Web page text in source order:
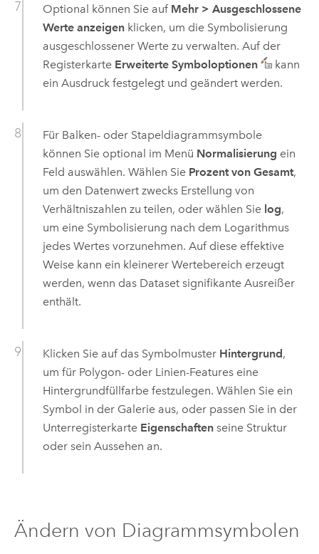
Optional können Sie auf Mehr > Ausgeschlossene
Werte anzeigenklicken, um die Symbolisierung
ausgeschlossener Werte zu verwalten. Auf der
Registerkarte Erweiterte Symboloptionen
kann
ein Ausdruck festgelegt und geändert werden.
Für Balken- oder Stapeldiagrammsymbole
können Sie optional im Menü Normalisierung ein
Feld auswählen. Wählen Sie Prozent von Gesamt,
um den Datenwert zwecks Erstellung von
Verhältniszahlen zu teilen, oder wählen Sie log,
um eine Symbolisierung nach dem Logarithmus
jedes Wertes vorzunehmen. Auf diese effektive
Weise kann ein kleinerer Wertebereich erzeugt
werden, wenn das Dataset signifikante Ausreißer
enthält.
Klicken Sie auf das Symbolmuster Hintergrund,
um für Polygon- oder Linien-Features eine
Hintergrundfüllfarbe festzulegen. Wählen Sie ein
Symbol in der Galerie aus, oder passen Sie in der
Unterregisterkarte Eigenschaftenseine Struktur
oder sein Aussehen an.
Ändern von Diagrammsymbolen